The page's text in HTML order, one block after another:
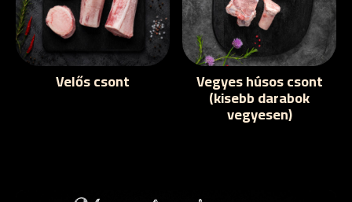
Velős csont Vegyes húsos csont
(kisebb darabok
vegyesen)